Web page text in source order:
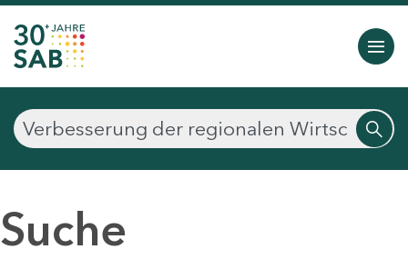
Suche